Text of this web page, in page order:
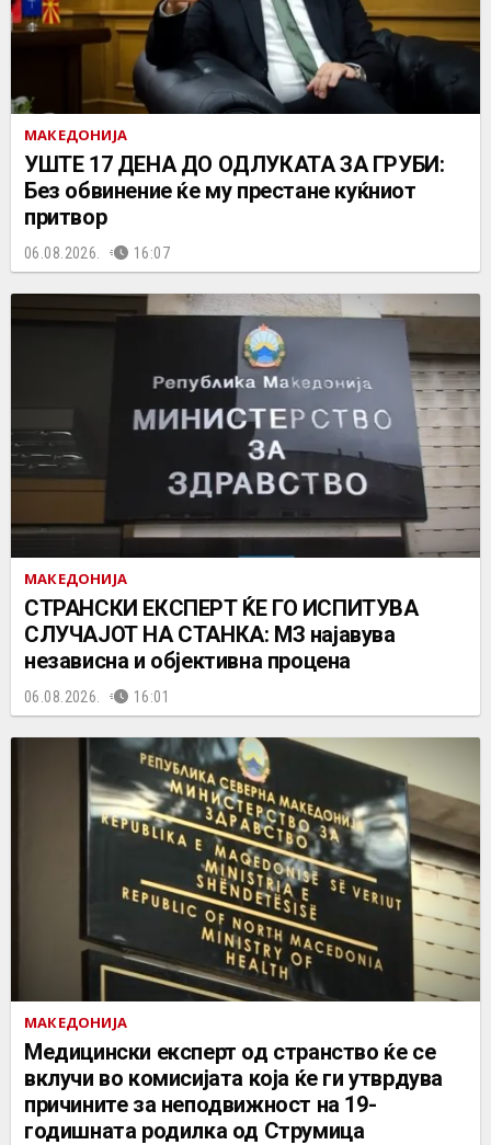
МАКЕДОНИЈА
УШТЕ 17 ДЕНА ДО ОДЛУКАТА ЗА ГРУБИ:
Без обвинение ќе му престане куќниот
притвор
06.08.2026. 16:07
МАКЕДОНИЈА
СТРАНСКИ ЕКСПЕРТ ЌЕ ГО ИСПИТУВА
СЛУЧАЈОТ НА СТАНКА: МЗ најавува
независна и објективна процена
06.08.2026. 16:01
МАКЕДОНИЈА
Медицински експерт од странство ќе се
вклучи во комисијата која ќе ги утврдува
причините за неподвижност на 19-
годишната родилка од Струмица